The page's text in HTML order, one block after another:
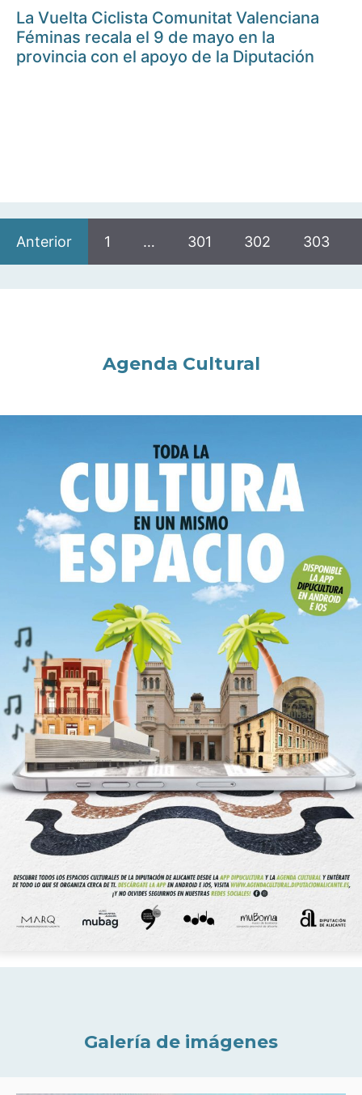
La Vuelta Ciclista Comunitat Valenciana
Féminas recala el 9 de mayo en la
provincia con el apoyo de la Diputación
Anterior 1 … 301 302 303
Agenda Cultural
Galería de imágenes